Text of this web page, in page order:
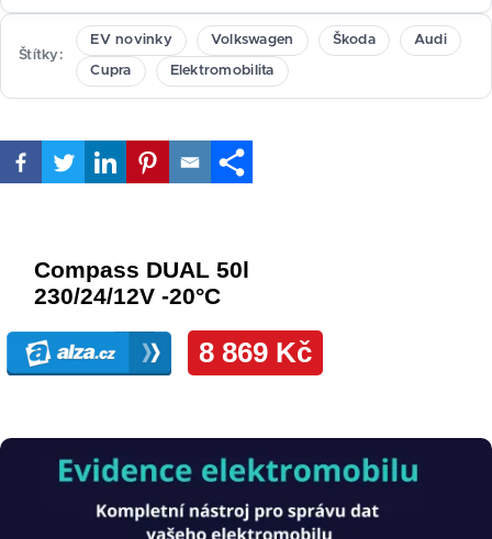
Štítky
EV novinky Volkswagen Škoda Audi
Cupra Elektromobilita
Obrázek